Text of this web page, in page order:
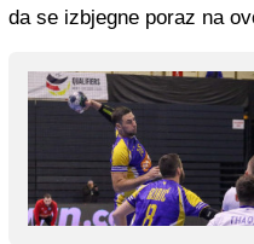
da se izbjegne poraz na